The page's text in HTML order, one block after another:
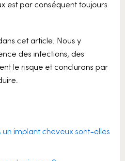
est par conséquent toujours
cet article. Nous y
des infections, des
le risque et conclurons par
un implant cheveux sont-elles